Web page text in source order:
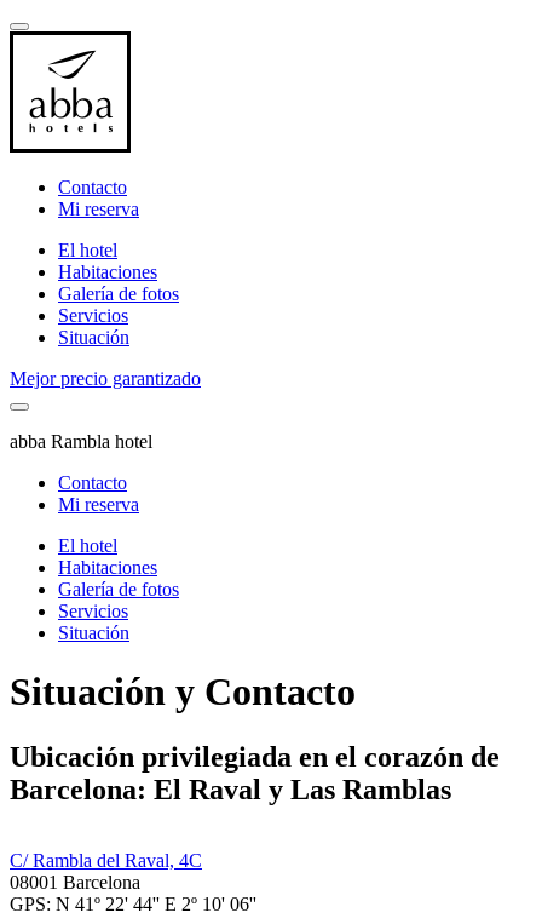
Contacto
Mi reserva
El hotel
Habitaciones
Galería de fotos
Servicios
Situación
Mejor precio garantizado
abba Rambla hotel
Contacto
Mi reserva
El hotel
Habitaciones
Galería de fotos
Servicios
Situación
Situación y Contacto
Ubicación privilegiada en el corazón de
Barcelona: El Raval y Las Ramblas
C/ Rambla del Raval, 4C
08001 Barcelona
GPS: N 41º 22' 44'' E 2º 10' 06''